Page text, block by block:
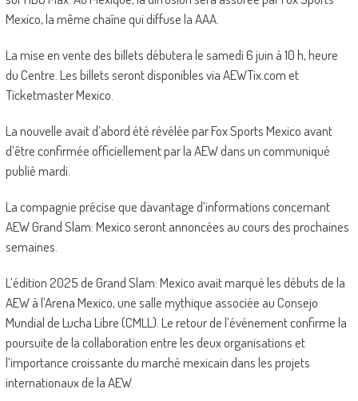
Mexico, la même chaîne qui diffuse la AAA.
La mise en vente des billets débutera le samedi 6 juin à 10 h, heure
du Centre. Les billets seront disponibles via AEWTix.com et
Ticketmaster Mexico.
La nouvelle avait d’abord été révélée par Fox Sports Mexico avant
d’être confirmée officiellement par la AEW dans un communiqué
publié mardi.
La compagnie précise que davantage d’informations concernant
AEW Grand Slam: Mexico seront annoncées au cours des prochaines
semaines.
L’édition 2025 de Grand Slam: Mexico avait marqué les débuts de la
AEW à l’Arena Mexico, une salle mythique associée au Consejo
Mundial de Lucha Libre (CMLL). Le retour de l’événement confirme la
poursuite de la collaboration entre les deux organisations et
l’importance croissante du marché mexicain dans les projets
internationaux de la AEW.